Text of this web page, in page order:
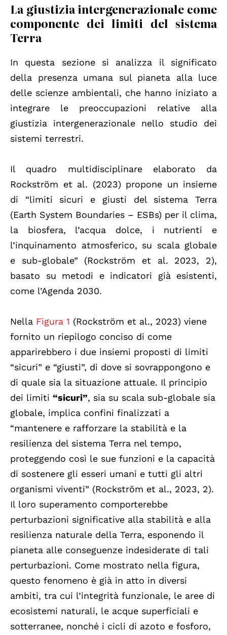
La giustizia intergenerazionale come
componente dei limiti del sistema
Terra
In questa sezione si analizza il significato
della presenza umana sul pianeta alla luce
delle scienze ambientali, che hanno iniziato a
integrare le preoccupazioni relative alla
giustizia intergenerazionale nello studio dei
sistemi terrestri.
Il quadro multidisciplinare elaborato da
Rockström et al. (2023) propone un insieme
di “limiti sicuri e giusti del sistema Terra
(Earth System Boundaries – ESBs) per il clima,
la biosfera, l’acqua dolce, i nutrienti e
l’inquinamento atmosferico, su scala globale
e sub-globale” (Rockström et al. 2023, 2),
basato su metodi e indicatori già esistenti,
come l’Agenda 2030.
Nella Figura 1 (Rockström et al., 2023) viene
fornito un riepilogo conciso di come
apparirebbero i due insiemi proposti di limiti
“sicuri” e “giusti”, di dove si sovrappongono e
di quale sia la situazione attuale. Il principio
dei limiti “sicuri”, sia su scala sub-globale sia
globale, implica confini finalizzati a
“mantenere e rafforzare la stabilità e la
resilienza del sistema Terra nel tempo,
proteggendo così le sue funzioni e la capacità
di sostenere gli esseri umani e tutti gli altri
organismi viventi” (Rockström et al., 2023, 2).
Il loro superamento comporterebbe
perturbazioni significative alla stabilità e alla
resilienza naturale della Terra, esponendo il
pianeta alle conseguenze indesiderate di tali
perturbazioni. Come mostrato nella figura,
questo fenomeno è già in atto in diversi
ambiti, tra cui l’integrità funzionale, le aree di
ecosistemi naturali, le acque superficiali e
sotterranee, nonché i cicli di azoto e fosforo,